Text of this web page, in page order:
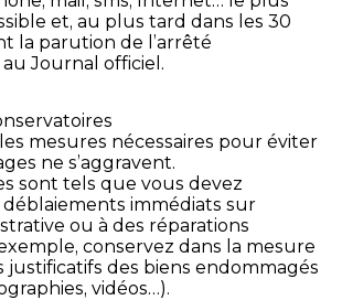
et, au plus tard dans les 30
la parution de l’arrêté
Journal officiel.
mesures nécessaires pour éviter
ne s’aggravent.
sont tels que vous devez
immédiats sur
ou à des réparations
conservez dans la mesure
justificatifs des biens endommagés
vidéos…).